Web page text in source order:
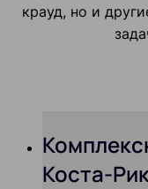
крауд, но и
Коста-